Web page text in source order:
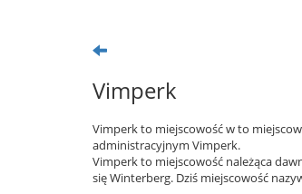
Vimperk
Vimperk to miejscowość w to
administracyjnym Vimperk.
Vimperk to miejscowość należąca
się Winterberg. Dziś miejscowość